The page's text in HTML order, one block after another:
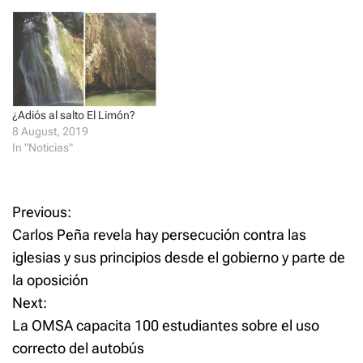
n
n
e
w
w
i
n
d
o
w
)
i
n
n
e
w
w
i
n
d
o
w
)
¿Adiós al salto El Limón?
8 August, 2019
In "Noticias"
P
o
s
t
n
Previous:
Carlos Peña revela hay persecución contra las
iglesias y sus principios desde el gobierno y parte de
la oposición
Next:
La OMSA capacita 100 estudiantes sobre el uso
correcto del autobús